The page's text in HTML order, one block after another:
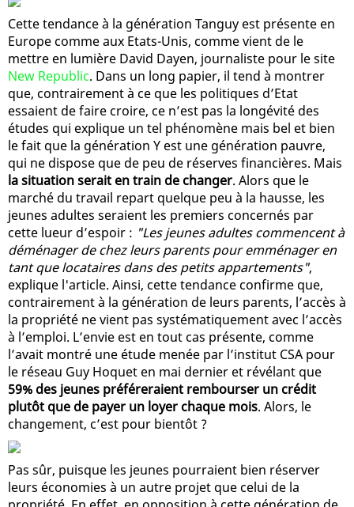
Cette tendance à la génération Tanguy est présente en
Europe comme aux Etats-Unis, comme vient de le
mettre en lumière David Dayen, journaliste pour le site
New Republic. Dans un long papier, il tend à montrer
que, contrairement à ce que les politiques d’Etat
essaient de faire croire, ce n’est pas la longévité des
études qui explique un tel phénomène mais bel et bien
le fait que la génération Y est une génération pauvre,
qui ne dispose que de peu de réserves financières. Mais
la situation serait en train de changer. Alors que le
marché du travail repart quelque peu à la hausse, les
jeunes adultes seraient les premiers concernés par
cette lueur d’espoir : "Les jeunes adultes commencent à
déménager de chez leurs parents pour emménager en
tant que locataires dans des petits appartements",
explique l'article. Ainsi, cette tendance confirme que,
contrairement à la génération de leurs parents, l’accès à
la propriété ne vient pas systématiquement avec l’accès
à l’emploi. L’envie est en tout cas présente, comme
l’avait montré une étude menée par l’institut CSA pour
le réseau Guy Hoquet en mai dernier et révélant que
59% des jeunes préféreraient rembourser un crédit
plutôt que de payer un loyer chaque mois. Alors, le
changement, c’est pour bientôt ?
Pas sûr, puisque les jeunes pourraient bien réserver
leurs économies à un autre projet que celui de la